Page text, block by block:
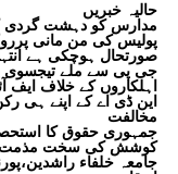
حالیہ خبریں
مدارس کو دہشت گردی
پولیس کی من مانی
صورتحال ہوچکی ہے
اہلکاروں کے خلاف ایف
این ڈی اے کے اپنے ہی
مخالفت
جمہوری حقوق کا
کوشش کی سخت
جامعہ خلفاء